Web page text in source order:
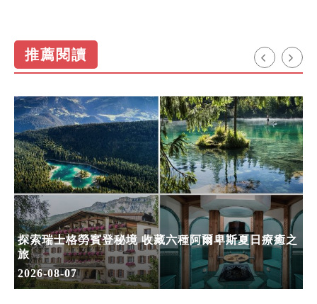
推薦閱讀
探索瑞士格勞賓登秘境 收藏六種阿爾卑斯夏日療癒之
旅
2026-08-07